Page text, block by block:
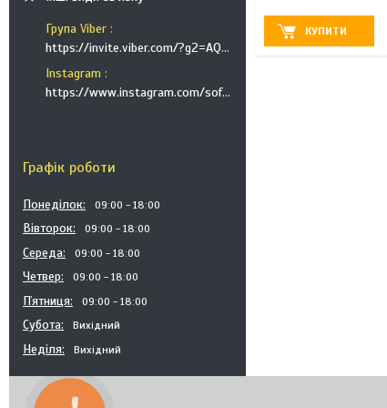
Група Viber
https://invite.viber.com/?g2=AQB9TTXO9EakakisXcuoWDeTdzKtKoAID1GcvWMGy2OHkT6B6XGdC1HAfjh2BQIk
Instagram
https://www.instagram.com/soft_postels/
Графік роботи
Понеділок 09:00 18:00
Вівторок 09:00 18:00
Середа 09:00 18:00
Четвер 09:00 18:00
Пʼятниця 09:00 18:00
Субота Вихідний
Неділя Вихідний
КУПИТИ